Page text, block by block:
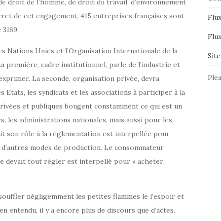
droit de l’homme, de droit du travail, d’environnement
de cet engagement, 415 entreprises françaises sont
Nations Unies et l’Organisation Internationale de la
première, cadre institutionnel, parle de l’industrie et
La seconde, organisation privée, devra
Etats, les syndicats et les associations à participer à la
et publiques bougent constamment ce qui est un
les administrations nationales, mais aussi pour les
son rôle à la réglementation est interpellée pour
modes de production. Le consommateur
devait tout régler est interpellé pour « acheter
négligemment les petites flammes le l’espoir et
entendu, il y a encore plus de discours que d’actes.